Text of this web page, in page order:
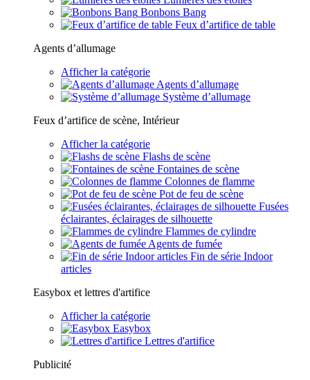
Bonbons Bang
Feux d’artifice de table
Agents d’allumage
Afficher la catégorie
Agents d’allumage
Système d’allumage
Feux d’artifice de scène, Intérieur
Afficher la catégorie
Flashs de scène
Fontaines de scène
Colonnes de flamme
Pot de feu de scène
Fusées
éclairantes, éclairages de silhouette
Flammes de cylindre
Agents de fumée
Fin de série Indoor
articles
Easybox et lettres d'artifice
Afficher la catégorie
Easybox
Lettres d'artifice
Publicité